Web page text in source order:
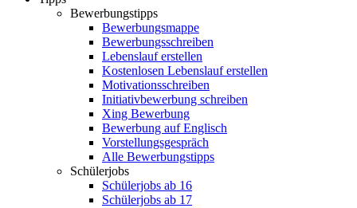
Bewerbungstipps
Bewerbungsmappe
Bewerbungsschreiben
Lebenslauf erstellen
Kostenlosen Lebenslauf erstellen
Motivationsschreiben
Initiativbewerbung schreiben
Xing Bewerbung
Bewerbung auf Englisch
Vorstellungsgespräch
Alle Bewerbungstipps
Schülerjobs
Schülerjobs ab 16
Schülerjobs ab 17